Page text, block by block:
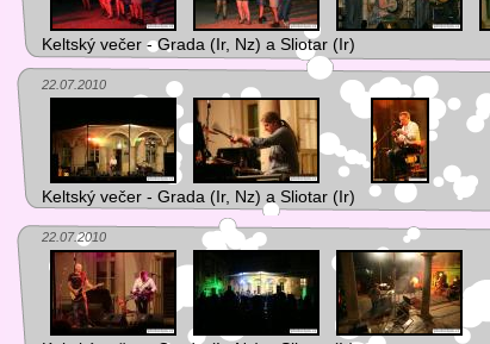
Keltský večer - Grada (Ir, Nz) a Sliotar (Ir)
22.07.2010
Keltský večer - Grada (Ir, Nz) a Sliotar (Ir)
22.07.2010